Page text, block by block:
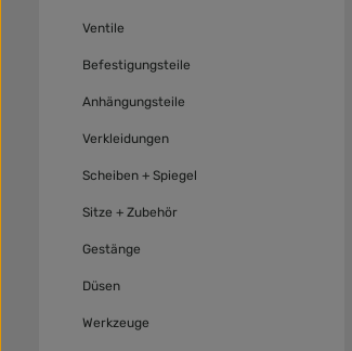
Ventile
Befestigungsteile
Anhängungsteile
Verkleidungen
Scheiben + Spiegel
Sitze + Zubehör
Gestänge
Düsen
Werkzeuge